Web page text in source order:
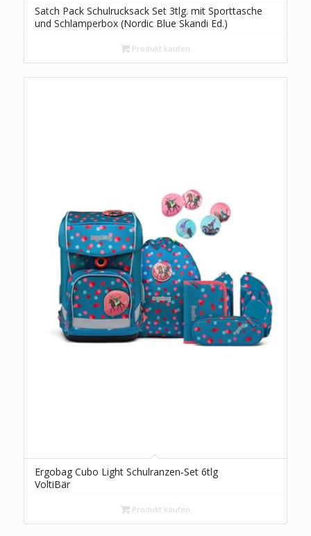
Satch Pack Schulrucksack Set 3tlg. mit Sporttasche
und Schlamperbox (Nordic Blue Skandi Ed.)
Produkt kaufen
Ergobag Cubo Light Schulranzen-Set 6tlg
VoltiBär
Produkt kaufen